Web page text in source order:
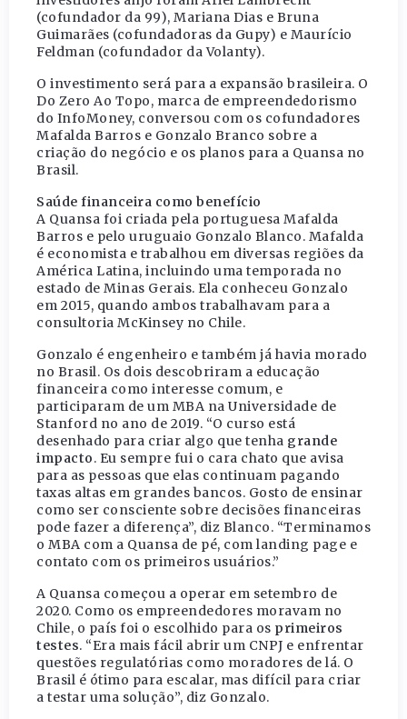
(cofundador da 99), Mariana Dias e Bruna
Guimarães (cofundadoras da Gupy) e Maurício
Feldman (cofundador da Volanty).
O investimento será para a expansão brasileira. O
Do Zero Ao Topo, marca de empreendedorismo
do InfoMoney, conversou com os cofundadores
Mafalda Barros e Gonzalo Branco sobre a
criação do negócio e os planos para a Quansa no
Brasil.
Saúde financeira como benefício
A Quansa foi criada pela portuguesa Mafalda
Barros e pelo uruguaio Gonzalo Blanco. Mafalda
é economista e trabalhou em diversas regiões da
América Latina, incluindo uma temporada no
estado de Minas Gerais. Ela conheceu Gonzalo
em 2015, quando ambos trabalhavam para a
consultoria McKinsey no Chile.
Gonzalo é engenheiro e também já havia morado
no Brasil. Os dois descobriram a educação
financeira como interesse comum, e
participaram de um MBA na Universidade de
Stanford no ano de 2019. “O curso está
desenhado para criar algo que tenha grande
impacto. Eu sempre fui o cara chato que avisa
para as pessoas que elas continuam pagando
taxas altas em grandes bancos. Gosto de ensinar
como ser consciente sobre decisões financeiras
pode fazer a diferença”, diz Blanco. “Terminamos
o MBA com a Quansa de pé, com landing page e
contato com os primeiros usuários.”
A Quansa começou a operar em setembro de
2020. Como os empreendedores moravam no
Chile, o país foi o escolhido para os primeiros
testes. “Era mais fácil abrir um CNPJ e enfrentar
questões regulatórias como moradores de lá. O
Brasil é ótimo para escalar, mas difícil para criar
a testar uma solução”, diz Gonzalo.